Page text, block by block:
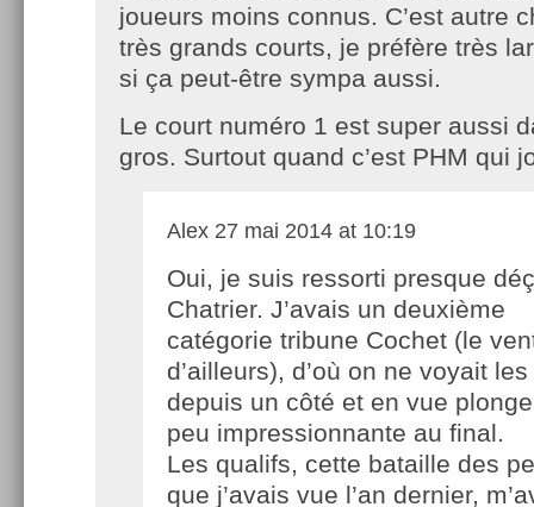
joueurs moins connus. C’est autre
très grands courts, je préfère très
si ça peut-être sympa aussi.
Le court numéro 1 est super aussi
gros. Surtout quand c’est PHM qui
Alex 27 mai 2014 at 10:19
Oui, je suis ressorti presque
Chatrier. J’avais un deuxième
catégorie tribune Cochet (le
d’ailleurs), d’où on ne voyait
depuis un côté et en vue
peu impressionnante au final.
Les qualifs, cette bataille des
que j’avais vue l’an dernier,